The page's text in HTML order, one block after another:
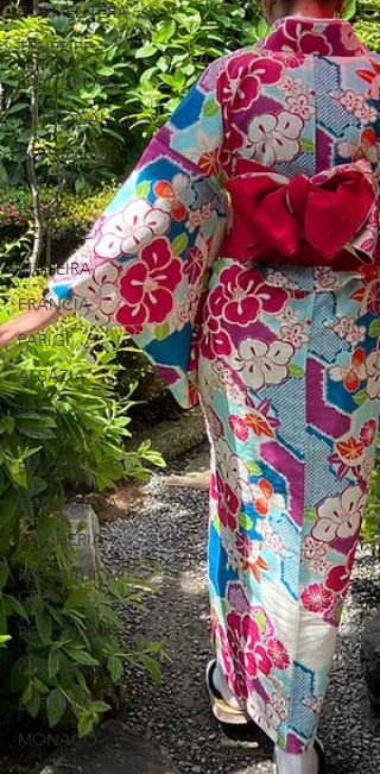
FORMENTERA
TENERIFE
LANZAROTE
PORTOGALLO
PORTOGALLO
continentale
ISOLE
AZZORRE
MADEIRA
FRANCIA
PARIGI
ALSAZIA
PAESI
BASSI
BELGIO
DANIMARCA
UNGHERIA
REPUBBLICA
CECA
POLONIA
GERMANIA
BERLINO
MONACO